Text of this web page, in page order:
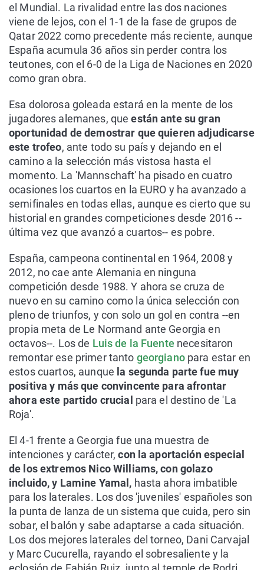
el Mundial. La rivalidad entre las dos naciones
viene de lejos, con el 1-1 de la fase de grupos de
Qatar 2022 como precedente más reciente, aunque
España acumula 36 años sin perder contra los
teutones, con el 6-0 de la Liga de Naciones en 2020
como gran obra.
Esa dolorosa goleada estará en la mente de los
jugadores alemanes, queestán ante su gran
oportunidad de demostrar que quieren adjudicarse
este trofeo, ante todo su país y dejando en el
camino a la selección más vistosa hasta el
momento. La 'Mannschaft' ha pisado en cuatro
ocasiones los cuartos en la EURO y ha avanzado a
semifinales en todas ellas, aunque es cierto que su
historial en grandes competiciones desde 2016 --
última vez que avanzó a cuartos-- es pobre.
España, campeona continental en 1964, 2008 y
2012, no cae ante Alemania en ninguna
competición desde 1988. Y ahora se cruza de
nuevo en su camino como la única selección con
pleno de triunfos, y con solo un gol en contra --en
propia meta de Le Normand ante Georgia en
octavos--. Los de Luis de la Fuente necesitaron
remontar ese primer tanto georgianopara estar en
estos cuartos, aunque la segunda parte fue muy
positiva y más que convincente para afrontar
ahora este partido crucial para el destino de 'La
Roja'.
El 4-1 frente a Georgia fue una muestra de
intenciones y carácter,con la aportación especial
de los extremos Nico Williams, con golazo
incluido, y Lamine Yamal, hasta ahora imbatible
para los laterales. Los dos 'juveniles' españoles son
la punta de lanza de un sistema que cuida, pero sin
sobar, el balón y sabe adaptarse a cada situación.
Los dos mejores laterales del torneo, Dani Carvajal
y Marc Cucurella, rayando el sobresaliente y la